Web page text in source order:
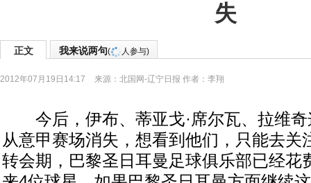
失
正文 我来说两句( 人参与)
2012年07月19日14:17 来源： 北国网-辽宁日报 作者：李翔
今后，伊布、蒂亚戈·席尔瓦、拉维奇
从意甲赛场消失，想看到他们，只能去关
转会期，巴黎圣日耳曼足球俱乐部已经花